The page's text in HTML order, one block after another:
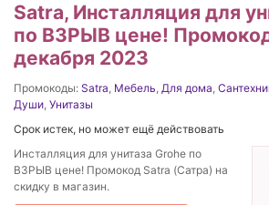
Satra, Инсталляция для
по ВЗРЫВ цене!
декабря 2023
Промокоды: Satra, Мебель, Для дома,
Души, Унитазы
Срок истек, но может ещё действовать
Инсталляция для унитаза Grohe по
ВЗРЫВ цене! Промокод Satra (Сатра) на
скидку в магазин.